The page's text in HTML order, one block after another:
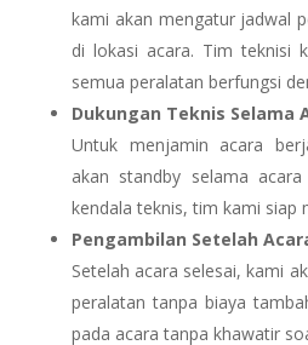
kami akan mengatur jadwal
di lokasi acara. Tim teknisi
semua peralatan berfungsi
Dukungan Teknis Selama
Untuk menjamin acara
akan standby selama
kendala teknis, tim kami siap
Pengambilan Setelah
Setelah acara selesai, kami
peralatan tanpa biaya
pada acara tanpa khawatir